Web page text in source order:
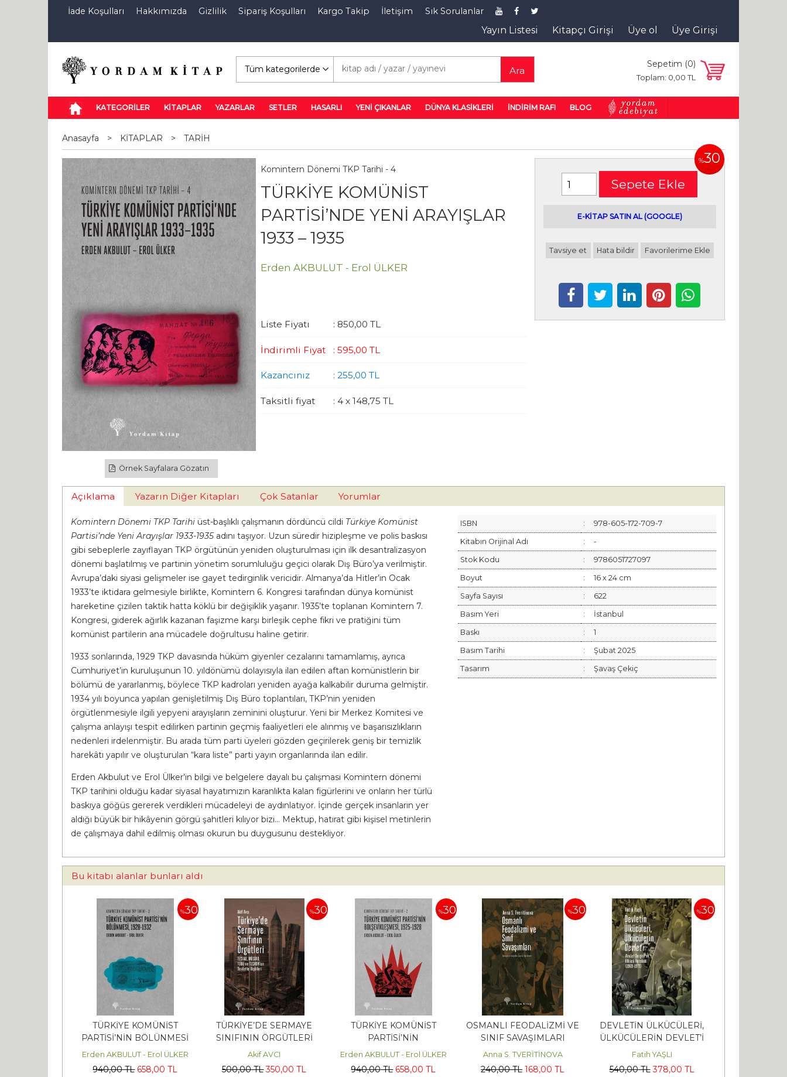
İade Koşulları Hakkımızda Gizlilik Sipariş Koşulları Kargo Takip İletişim Sık Sorulanlar
Yayın Listesi Kitapçı Girişi Üye ol Üye Girişi
Ara
Sepetim (0)
Toplam: 0,00 TL
KATEGORİLER KİTAPLAR YAZARLAR SETLER HASARLI YENİ ÇIKANLAR DÜNYA KLASİKLERİ İNDİRİM RAFI BLOG
Anasayfa > KİTAPLAR > TARİH
Örnek Sayfalara Gözatın
Komintern Dönemi TKP Tarihi - 4
TÜRKİYE KOMÜNİST
PARTİSİ’NDE YENİ ARAYIŞLAR
1933 – 1935
Erden AKBULUT - Erol ÜLKER
Liste Fiyatı : 850,00 TL
İndirimli Fiyat :595,00 TL
Kazancınız :255,00 TL
Taksitli fiyat :4 x148,75 TL
%30
Sepete Ekle
E-KİTAP SATIN AL (GOOGLE)
Tavsiye et Hata bildir Favorilerime Ekle
Açıklama Yazarın Diğer Kitapları Çok Satanlar Yorumlar
Komintern Dönemi TKP Tarihiüst-başlıklı çalışmanın dördüncü cildi Türkiye Komünist
Partisi’nde Yeni Arayışlar 1933-1935adını taşıyor. Uzun süredir hizipleşme ve polis baskısı
gibi sebeplerle zayıflayan TKP örgütünün yeniden oluşturulması için ilk desantralizasyon
dönemi başlatılmış ve partinin yönetim sorumluluğu geçici olarak Dış Büro’ya verilmiştir.
Avrupa’daki siyasi gelişmeler ise gayet tedirginlik vericidir. Almanya’da Hitler’in Ocak
1933’te iktidara gelmesiyle birlikte, Komintern 6. Kongresi tarafından dünya komünist
hareketine çizilen taktik hatta köklü bir değişiklik yaşanır. 1935’te toplanan Komintern 7.
Kongresi, giderek ağırlık kazanan faşizme karşı birleşik cephe fikri ve pratiğini tüm
komünist partilerin ana mücadele doğrultusu haline getirir.
1933 sonlarında, 1929 TKP davasında hüküm giyenler cezalarını tamamlamış, ayrıca
Cumhuriyet’in kuruluşunun 10. yıldönümü dolayısıyla ilan edilen aftan komünistlerin bir
bölümü de yararlanmış, böylece TKP kadroları yeniden ayağa kalkabilir duruma gelmiştir.
1934 yılı boyunca yapılan genişletilmiş Dış Büro toplantıları, TKP’nin yeniden
örgütlenmesiyle ilgili yepyeni arayışların zeminini oluşturur. Yeni bir Merkez Komitesi ve
çalışma anlayışı tespit edilirken partinin geçmiş faaliyetleri ele alınmış ve başarısızlıkların
nedenleri irdelenmiştir. Bu arada tüm parti üyeleri gözden geçirilerek geniş bir temizlik
harekâtı yapılır ve oluşturulan “kara liste” parti yayın organlarında ilan edilir.
Erden Akbulut ve Erol Ülker’in bilgi ve belgelere dayalı bu çalışması Komintern dönemi
TKP tarihini olduğu kadar siyasal hayatımızın karanlıkta kalan figürlerini ve onların her türlü
baskıya göğüs gererek verdikleri mücadeleyi de aydınlatıyor. İçinde gerçek insanların yer
aldığı büyük bir hikâyenin görgü şahitleri kılıyor bizi… Mektup, hatırat gibi kişisel metinlerin
de çalışmaya dahil edilmiş olması okurun bu duygusunu destekliyor.
ISBN : 978-605-172-709-7
Kitabın Orijinal Adı : -
Stok Kodu : 9786051727097
Boyut : 16 x 24 cm
Sayfa Sayısı : 622
Basım Yeri : İstanbul
Baskı : 1
Basım Tarihi : Şubat 2025
Tasarım : Şavaş Çekiç
Bu kitabı alanlar bunları aldı
%30
TÜRKİYE KOMÜNİST
PARTİSİ’NİN BÖLÜNMESİ
1928 – 1932
Erden AKBULUT - Erol ÜLKER
940,00TL 658,00 TL
%30
TÜRKİYE’DE SERMAYE
SINIFININ ÖRGÜTLERİ
Akif AVCI
500,00TL 350,00 TL
%30
TÜRKİYE KOMÜNİST
PARTİSİ’NİN
BOLŞEVİKLEŞMESİ, 1925-
Erden AKBULUT - Erol ÜLKER
940,00TL 658,00 TL
%30
OSMANLI FEODALİZMİ VE
SINIF SAVAŞIMLARI
Anna S. TVERİTİNOVA
240,00TL 168,00 TL
%30
DEVLETİN ÜLKÜCÜLERİ,
ÜLKÜCÜLERİN DEVLET’İ
Fatih YAŞLI
540,00TL 378,00 TL